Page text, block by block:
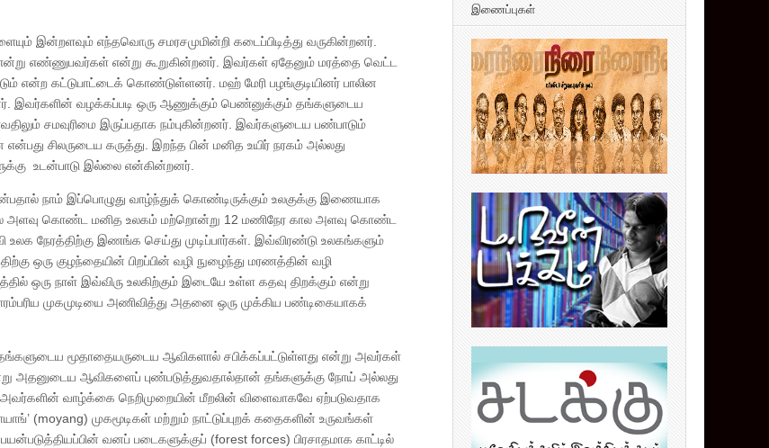
இன்றளவும் எந்தவொரு சமரசமுமின்றி கடைப்பிடித்து வருகின்றனர்.
எண்ணுபவர்கள் என்று கூறுகின்றனர். இவர்கள் ஏதேனும் மரத்தை வெட்ட
என்ற கட்டுபாட்டைக் கொண்டுள்ளனர். மஹ் மேரி பழங்குடியினர் பாலின
இவர்களின் வழக்கப்படி ஒரு ஆணுக்கும் பெண்னுக்கும் தங்களுடைய
சமவுரிமை இருப்பதாக நம்புகின்றனர். இவர்களுடைய பண்பாடும்
சிலருடைய கருத்து. இறந்த பின் மனித உயிர் நரகம் அல்லது
உடன்பாடு இல்லை என்கின்றனர்.
நாம் இப்பொழுது வாழ்ந்துக் கொண்டிருக்கும் உலகுக்கு இணையாக
அளவு கொண்ட மனித உலகம் மற்றொன்று 12 மணிநேர கால அளவு கொண்ட
நேரத்திற்கு இணங்க செய்து முடிப்பார்கள். இவ்விரண்டு உலகங்களும்
ஒரு குழந்தையின் பிறப்பின் வழி நுழைந்து மரணத்தின் வழி
ஒரு நாள் இவ்விரு உலகிற்கும் இடையே உள்ள கதவு திறக்கும் என்று
முகமுடியை அணிவித்து அதனை ஒரு முக்கிய பண்டிகையாகக்
மூதாதையருடைய ஆவிகளால் சபிக்கப்பட்டுள்ளது என்று அவர்கள்
அதனுடைய ஆவிகளைப் புண்படுத்துவதால்தான் தங்களுக்கு நோய் அல்லது
அவர்களின் வாழ்க்கை நெறிமுறையின் மீறலின் விளைவாகவே ஏற்படுவதாக
(moyang) முகமூடிகள் மற்றும் நாட்டுப்புறக் கதைகளின் உருவங்கள்
வனப் படைகளுக்குப் (forest forces) பிரசாதமாக காட்டில்
இணைப்புகள்